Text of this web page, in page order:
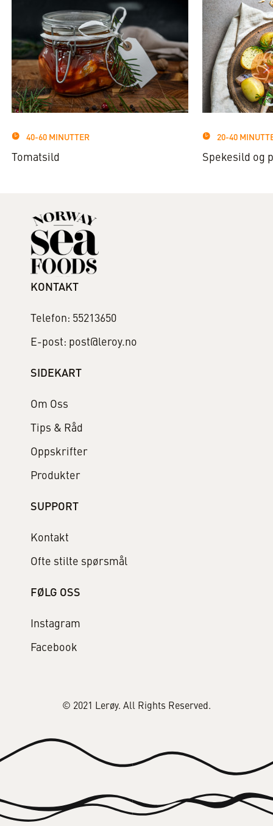
40-60 MINUTTER
Tomatsild
20-40
Spekesild og
KONTAKT
Telefon: 55213650
E-post: post@leroy.no
SIDEKART
Om Oss
Tips & Råd
Oppskrifter
Produkter
SUPPORT
Kontakt
Ofte stilte spørsmål
FØLG OSS
Instagram
Facebook
© 2021 Lerøy. All Rights Reserved.